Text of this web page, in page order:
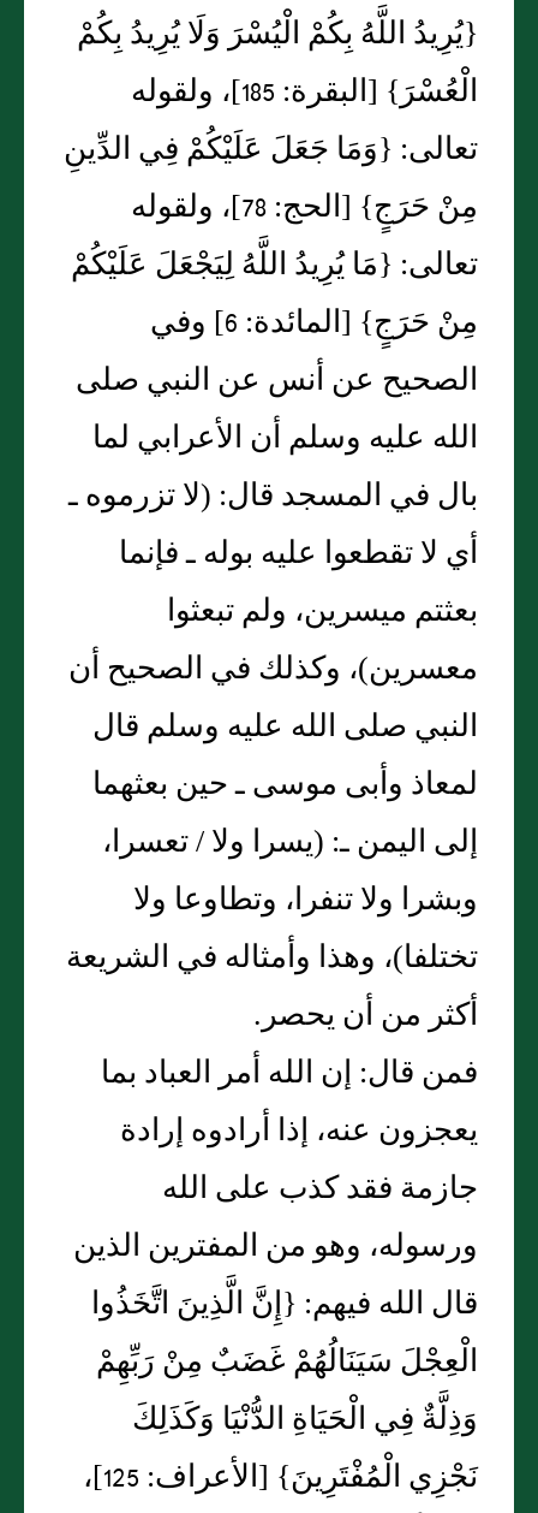
‏{‏يُرِيدُ اللَّهُ بِكُمْ الْيُسْرَ وَلَا يُرِيدُ بِكُمْ
الْعُسْرَ‏}‏ ‏[‏البقرة‏:‏ 185‏]‏، ولقوله
تعالى‏:‏ ‏{‏وَمَا جَعَلَ عَلَيْكُمْ فِي الدِّينِ
مِنْ حَرَجٍ‏}‏ ‏[‏الحج‏:‏ 78‏]‏، ولقوله
تعالى‏:‏ ‏{‏مَا يُرِيدُ اللَّهُ لِيَجْعَلَ عَلَيْكُمْ
مِنْ حَرَجٍ‏}‏ ‏[‏المائدة‏:‏ 6‏]‏ وفي
الصحيح عن أنس عن النبي صلى
الله عليه وسلم أن الأعرابي لما
بال في المسجد قال‏:‏ ‏(‏لا تزرموه ـ
أي لا تقطعوا عليه بوله ـ فإنما
بعثتم ميسرين، ولم تبعثوا
معسرين‏)‏، وكذلك في الصحيح أن
النبي صلى الله عليه وسلم قال
لمعاذ وأبى موسى ـ حين بعثهما
إلى اليمن ـ‏:‏ ‏(‏يسرا ولا / تعسرا،
وبشرا ولا تنفرا، وتطاوعا ولا
تختلفا‏)‏، وهذا وأمثاله في الشريعة
أكثر من أن يحصر‏.‏
فمن قال‏:‏ إن الله أمر العباد بما
يعجزون عنه، إذا أرادوه إرادة
جازمة فقد كذب على الله
ورسوله، وهو من المفترين الذين
قال الله فيهم‏:‏ ‏{‏إِنَّ الَّذِينَ اتَّخَذُوا
الْعِجْلَ سَيَنَالُهُمْ غَضَبٌ مِنْ رَبِّهِمْ
وَذِلَّةٌ فِي الْحَيَاةِ الدُّنْيَا وَكَذَلِكَ
نَجْزِي الْمُفْتَرِينَ‏}‏ ‏[‏الأعراف‏:‏ 125‏]‏،